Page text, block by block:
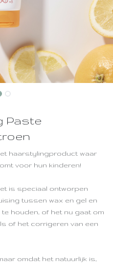
Paste
haarstylingproduct waar
voor hun kinderen!
is speciaal ontworpen
tussen wax en gel en
houden, of het nu gaat om
of het corrigeren van een
omdat het natuurlijk is,